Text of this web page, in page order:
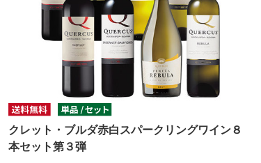
クレット・ブルダ赤白スパークリングワイン８
本セット第３弾